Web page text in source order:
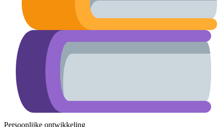
Persoonlijke ontwikkeling